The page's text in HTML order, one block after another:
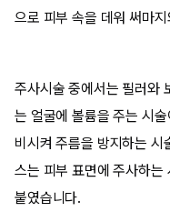
으로 피부 속을 데워 써마
주사시술 중에서는 필러와
는 얼굴에 볼륨을 주는 시
비시켜 주름을 방지하는
스는 피부 표면에 주사하는
붙였습니다.